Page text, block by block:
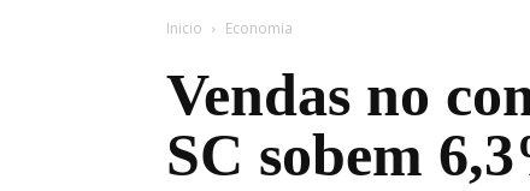
Inicio Economia
Vendas no
SC sobem